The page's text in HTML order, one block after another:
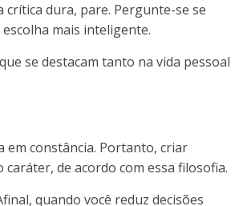
dura, pare. Pergunte-se se
mais inteligente.
se destacam tanto na vida pessoal
em constância. Portanto, criar
de acordo com essa filosofia.
quando você reduz decisões